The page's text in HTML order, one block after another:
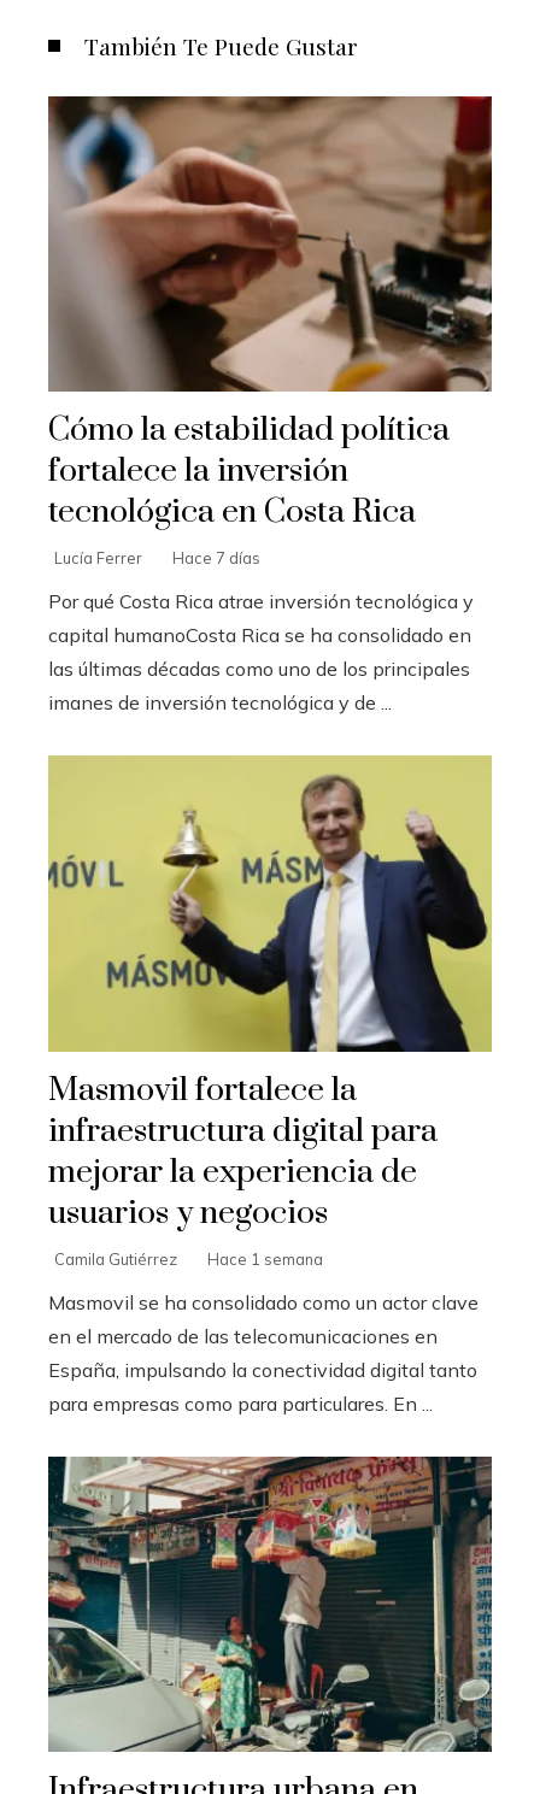
También Te Puede Gustar
Cómo la estabilidad política
fortalece la inversión
tecnológica en Costa Rica
Lucía Ferrer Hace 7 días
Por qué Costa Rica atrae inversión tecnológica y
capital humanoCosta Rica se ha consolidado en
las últimas décadas como uno de los principales
imanes de inversión tecnológica y de ...
Masmovil fortalece la
infraestructura digital para
mejorar la experiencia de
usuarios y negocios
Camila Gutiérrez Hace 1 semana
Masmovil se ha consolidado como un actor clave
en el mercado de las telecomunicaciones en
España, impulsando la conectividad digital tanto
para empresas como para particulares. En ...